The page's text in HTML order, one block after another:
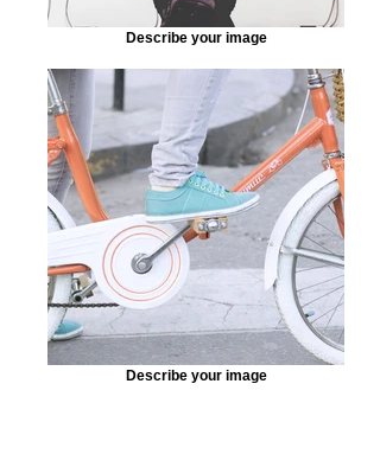
Describe your image
Describe your image